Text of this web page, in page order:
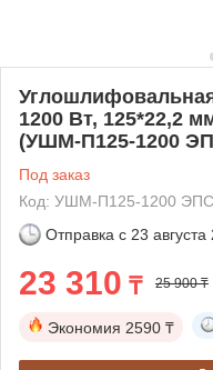
1200 Вт, 125*22,2
(УШМ-П125-1200
Под заказ
Код: УШМ-П125-1200
Отправка с 23 августа
23 310 ₸ 25 900 ₸
Экономия 2590 ₸